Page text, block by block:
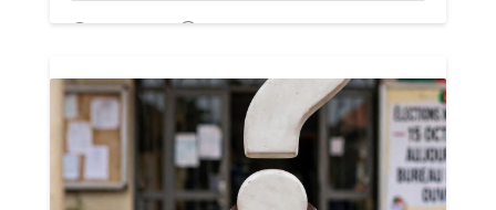
20/07/26 Par MenouActu 0